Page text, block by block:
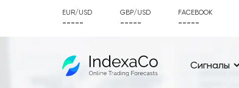
EUR/USD
-----
GBP/USD
-----
FACEBOOK
-----
Сигналы